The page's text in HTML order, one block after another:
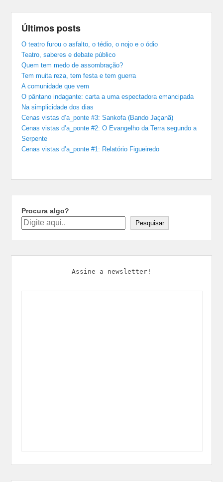
Últimos posts
O teatro furou o asfalto, o tédio, o nojo e o ódio
Teatro, saberes e debate público
Quem tem medo de assombração?
Tem muita reza, tem festa e tem guerra
A comunidade que vem
O pântano indagante: carta a uma espectadora emancipada
Na simplicidade dos dias
Cenas vistas d’a_ponte #3: Sankofa (Bando Jaçanã)
Cenas vistas d’a_ponte #2: O Evangelho da Terra segundo a
Serpente
Cenas vistas d’a_ponte #1: Relatório Figueiredo
Procura algo?
Pesquisar
Assine a newsletter!